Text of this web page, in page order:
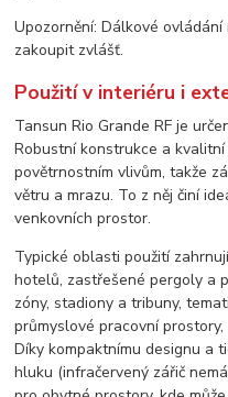
Upozornění: Dálkové
zakoupit zvlášť.
Použití v interiéru i
Tansun Rio Grande RF je
Robustní konstrukce a
povětrnostním vlivům, takže
větru a mrazu. To z něj činí
venkovních prostor.
Typické oblasti použití
hotelů, zastřešené pergoly a
zóny, stadiony a tribuny,
průmyslové pracovní
Díky kompaktnímu designu a
hluku (infračervený zářič